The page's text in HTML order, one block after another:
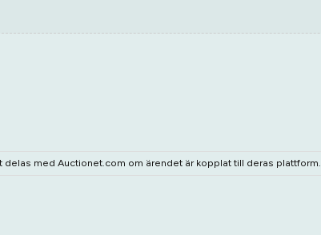
med Auctionet.com om ärendet är kopplat till deras plattform.